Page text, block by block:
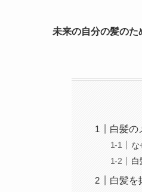
未来の自分の髪のた
白髪の
な
白
白髪を